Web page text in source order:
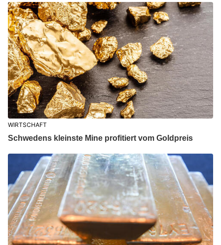
WIRTSCHAFT
Schwedens kleinste Mine profitiert vom Goldpreis